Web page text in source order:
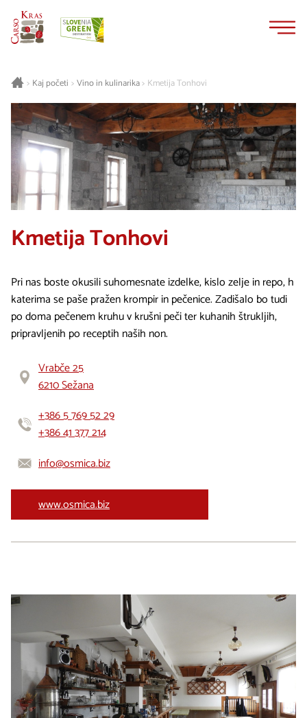
> Kaj početi > Vino in kulinarika> Kmetija Tonhovi
Kmetija Tonhovi
Pri nas boste okusili suhomesnate izdelke, kislo zelje in repo, h
katerima se paše pražen krompir in pečenice. Zadišalo bo tudi
po doma pečenem kruhu v krušni peči ter kuhanih štrukljih,
pripravljenih po receptih naših non.
Vrabče 25
6210 Sežana
+386 5 769 52 29
+386 41 377 214
info@osmica.biz
www.osmica.biz